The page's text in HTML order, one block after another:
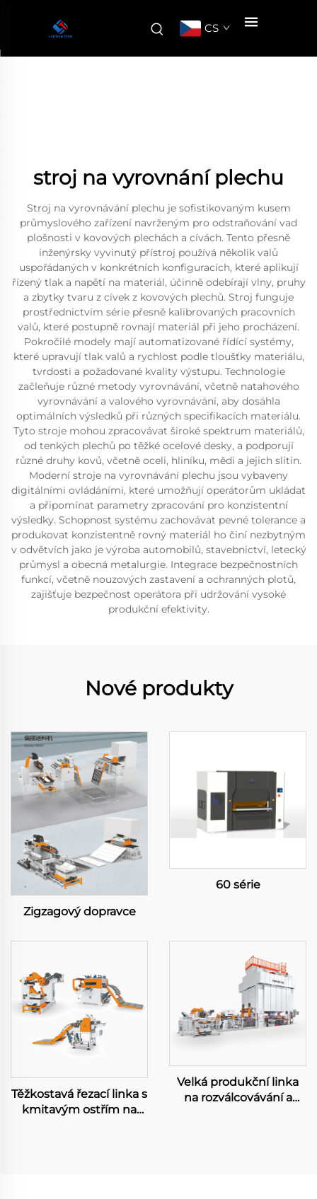
CS
stroj na vyrovnání plechu
Stroj na vyrovnávání plechu je sofistikovaným kusem
průmyslového zařízení navrženým pro odstraňování vad
plošnosti v kovových plechách a cívách. Tento přesně
inženýrsky vyvinutý přístroj používá několik valů
uspořádaných v konkrétních konfiguracích, které aplikují
řízený tlak a napětí na materiál, účinně odebírají vlny, pruhy
a zbytky tvaru z cívek z kovových plechů. Stroj funguje
prostřednictvím série přesně kalibrovaných pracovních
valů, které postupně rovnají materiál při jeho procházení.
Pokročilé modely mají automatizované řídící systémy,
které upravují tlak valů a rychlost podle tloušťky materiálu,
tvrdosti a požadované kvality výstupu. Technologie
začleňuje různé metody vyrovnávání, včetně natahového
vyrovnávání a valového vyrovnávání, aby dosáhla
optimálních výsledků při různých specifikacích materiálu.
Tyto stroje mohou zpracovávat široké spektrum materiálů,
od tenkých plechů po těžké ocelové desky, a podporují
různé druhy kovů, včetně oceli, hliníku, mědi a jejich slitin.
Moderní stroje na vyrovnávání plechu jsou vybaveny
digitálními ovládáními, které umožňují operátorům ukládat
a připomínat parametry zpracování pro konzistentní
výsledky. Schopnost systému zachovávat pevné tolerance a
produkovat konzistentně rovný materiál ho činí nezbytným
v odvětvích jako je výroba automobilů, stavebnictví, letecký
průmysl a obecná metalurgie. Integrace bezpečnostních
funkcí, včetně nouzových zastavení a ochranných plotů,
zajišťuje bezpečnost operátora při udržování vysoké
produkční efektivity.
Nové produkty
Zigzagový dopravce
60 série
Těžkostavá řezací linka s
kmitavým ostřím na
Velká produkční linka
na rozválcovávání a